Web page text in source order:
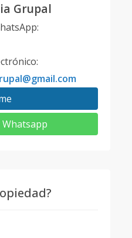
Grupal
:
: